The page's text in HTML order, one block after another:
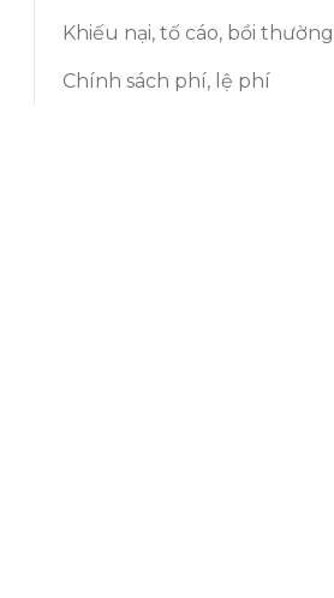
Khiếu nại, tố cáo, bồi thường
Chính sách phí, lệ phí